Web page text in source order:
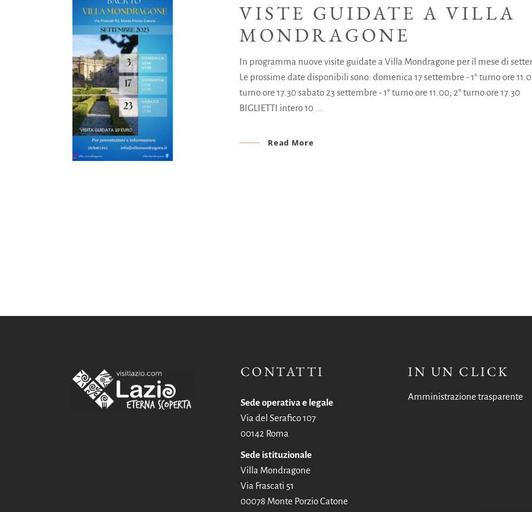
VISTE GUIDATE A VILLA
MONDRAGONE
In programma nuove visite guidate a Villa Mondragone per il mese di
Le prossime date disponibili sono: domenica 17 settembre - 1° turno ore
turno ore 17.30 sabato 23 settembre - 1° turno ore 11.00; 2° turno ore 17.30
BIGLIETTI intero 10
Read More
CONTATTI
Sede operativa e legale
Via del Serafico 107
00142 Roma
Sede istituzionale
Villa Mondragone
Via Frascati 51
00078 Monte Porzio Catone
IN UN CLICK
Amministrazione trasparente